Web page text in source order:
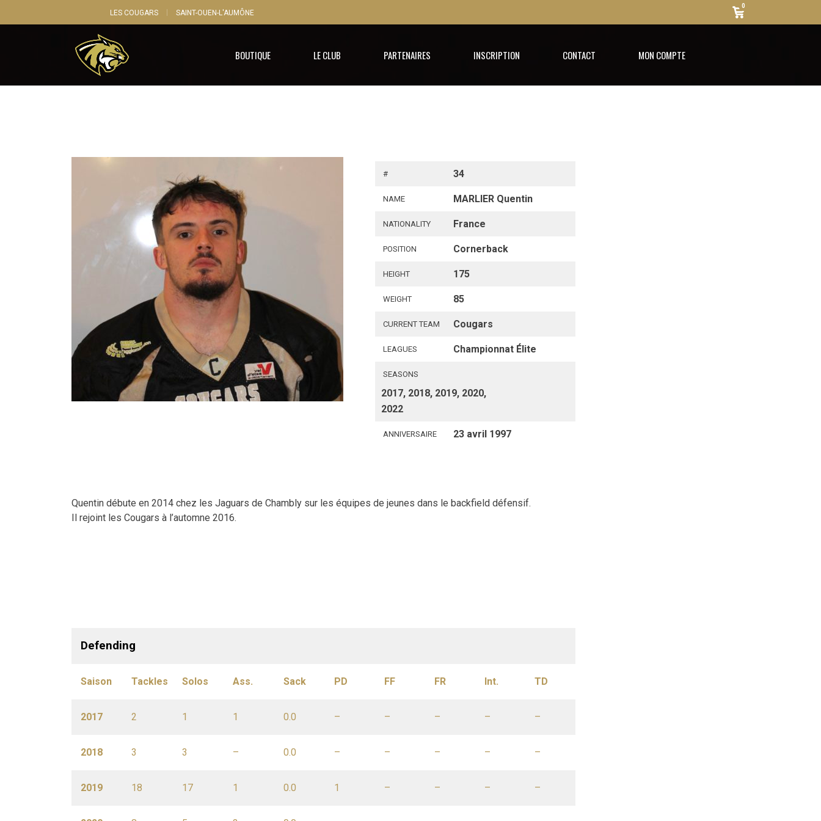
LES COUGARS SAINT-OUEN-L'AUMÔNE
0
BOUTIQUE LE CLUB PARTENAIRES INSCRIPTION CONTACT MON COMPTE
# 34
NAME MARLIER Quentin
NATIONALITY France
POSITION Cornerback
HEIGHT 175
WEIGHT 85
CURRENT TEAM Cougars
LEAGUES Championnat Élite
SEASONS
2017, 2018, 2019, 2020,
2022
ANNIVERSAIRE 23 avril 1997
Quentin débute en 2014 chez les Jaguars de Chambly sur les équipes de jeunes dans le backfield défensif.
Il rejoint les Cougars à l’automne 2016.
Defending
Saison Tackles Solos Ass. Sack PD FF FR Int. TD
2017 2 1 1 0.0 – – – – –
2018 3 3 – 0.0 – – – – –
2019 18 17 1 0.0 1 – – – –